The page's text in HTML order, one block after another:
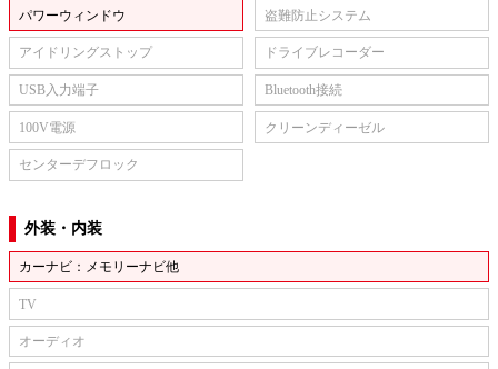
パワーウィンドウ 盗難防止システム
アイドリングストップ ドライブレコーダー
USB入力端子 Bluetooth接続
100V電源 クリーンディーゼル
センターデフロック
外装・内装
カーナビ：メモリーナビ他
TV
オーディオ